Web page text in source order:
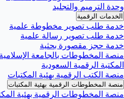
وحدة الترميم والتجليد
الخدمات الرقمية
خدمة طلب تصوير مخطوطة علمية
خدمة طلب تصوير رسالة علمية
خدمة حجز مقصورة بحثية
منصة المخطوطات بالجامعة الإسلامية
المكتبة الرقمية السعودية
منصة الكتب الرقمية بهئية المكتبات
منصة المخطوطات الرقمية بهئية المكتبات
منصة المخطوطات الرقمية بهئية